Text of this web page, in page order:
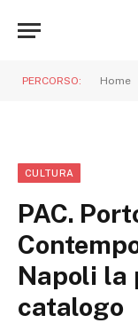
PERCORSO: Home
CULTURA
PAC.
Napoli la
catalogo